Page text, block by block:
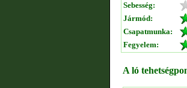
Sebesség:
Jármód:
Csapatmunka:
Fegyelem:
A ló